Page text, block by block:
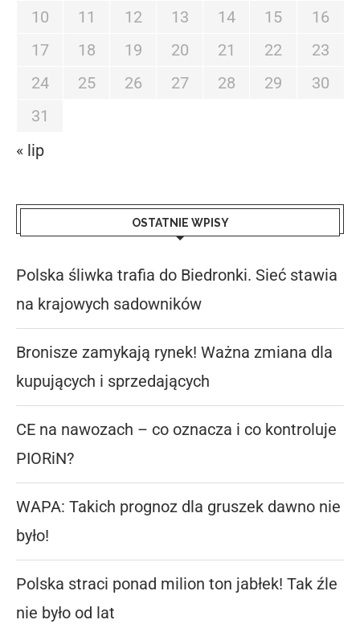
10
11 12 13 14 15
16
17
18 19 20 21 22
23
24
25 26 27 28 29
30
31
« lip
OSTATNIE WPISY
Polska śliwka trafia do Biedronki. Sieć stawia
na krajowych sadowników
Bronisze zamykają rynek! Ważna zmiana dla
kupujących i sprzedających
CE na nawozach – co oznacza i co kontroluje
PIORiN?
WAPA: Takich prognoz dla gruszek dawno nie
było!
Polska straci ponad milion ton jabłek! Tak źle
nie było od lat